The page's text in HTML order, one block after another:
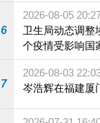
6
2026-08-05
卫生局动态调整
个疫情受影响国
施
7
2026-08-03
岑浩辉在福建厦